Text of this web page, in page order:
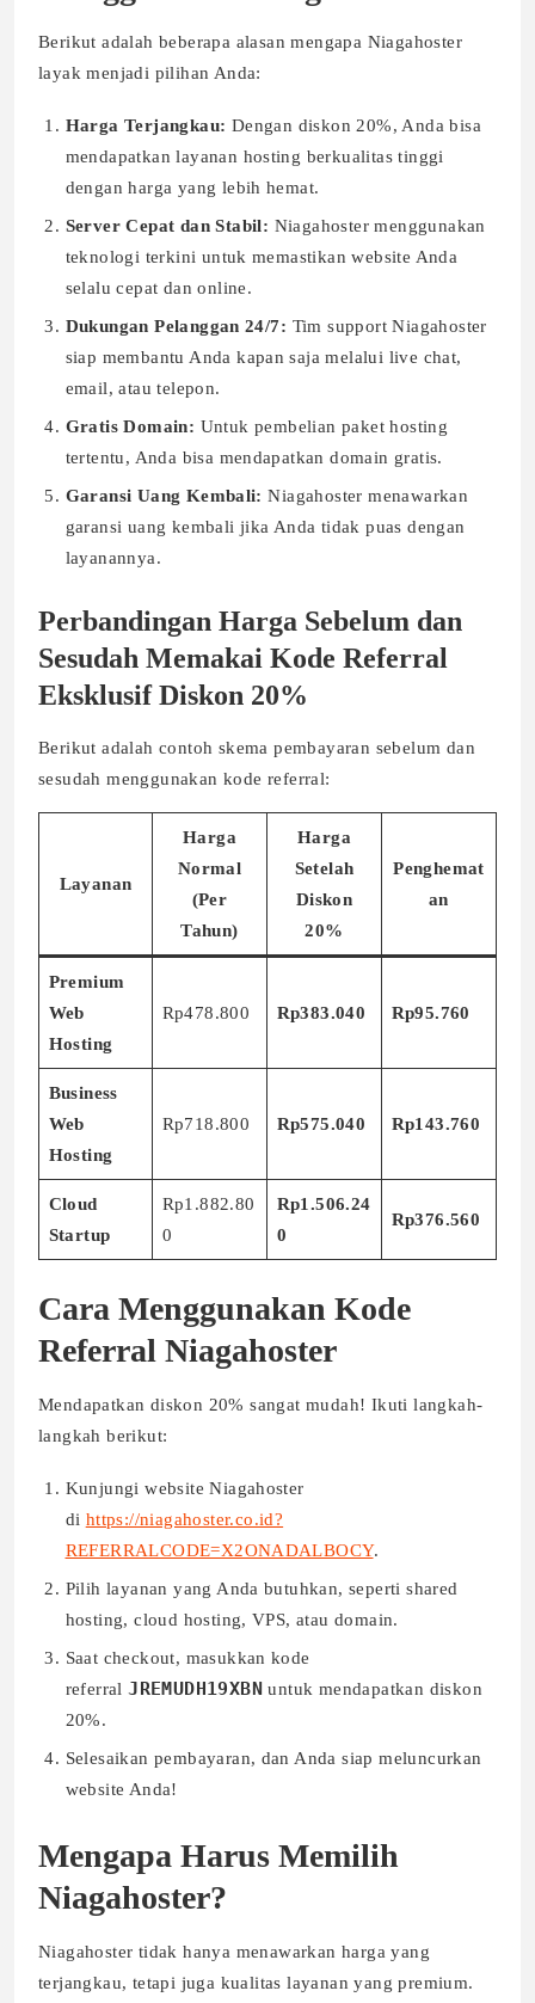
Berikut adalah beberapa alasan mengapa Niagahoster
layak menjadi pilihan Anda:
Harga Terjangkau: Dengan diskon 20%, Anda bisa
mendapatkan layanan hosting berkualitas tinggi
dengan harga yang lebih hemat.
Server Cepat dan Stabil: Niagahoster menggunakan
teknologi terkini untuk memastikan website Anda
selalu cepat dan online.
Dukungan Pelanggan 24/7: Tim support Niagahoster
siap membantu Anda kapan saja melalui live chat,
email, atau telepon.
Gratis Domain: Untuk pembelian paket hosting
tertentu, Anda bisa mendapatkan domain gratis.
Garansi Uang Kembali: Niagahoster menawarkan
garansi uang kembali jika Anda tidak puas dengan
layanannya.
Perbandingan Harga Sebelum dan
Sesudah Memakai Kode Referral
Eksklusif Diskon 20%
Berikut adalah contoh skema pembayaran sebelum dan
sesudah menggunakan kode referral:
Layanan
Harga
Normal
(Per
Tahun)
Harga
Setelah
Diskon
20%
Penghemat
an
Premium
Web
Hosting
Rp478.800 Rp383.040 Rp95.760
Business
Web
Hosting
Rp718.800 Rp575.040 Rp143.760
Cloud
Startup
Rp1.882.80
0
Rp1.506.24
0
Rp376.560
Cara Menggunakan Kode
Referral Niagahoster
Mendapatkan diskon 20% sangat mudah! Ikuti langkah-
langkah berikut:
Kunjungi website Niagahoster
di https://niagahoster.co.id?
REFERRALCODE=X2ONADALBOCY.
Pilih layanan yang Anda butuhkan, seperti shared
hosting, cloud hosting, VPS, atau domain.
Saat checkout, masukkan kode
referralJREMUDH19XBN untuk mendapatkan diskon
20%.
Selesaikan pembayaran, dan Anda siap meluncurkan
website Anda!
Mengapa Harus Memilih
Niagahoster?
Niagahoster tidak hanya menawarkan harga yang
terjangkau, tetapi juga kualitas layanan yang premium.